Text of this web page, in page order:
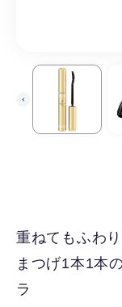
重ねてもふわ
まつげ1本1本
ラ